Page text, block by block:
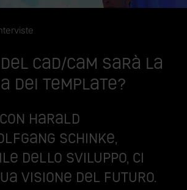
CAD/CAM sarà la
dei template?
Harald
Schinke,
dello sviluppo, ci
visione del futuro.